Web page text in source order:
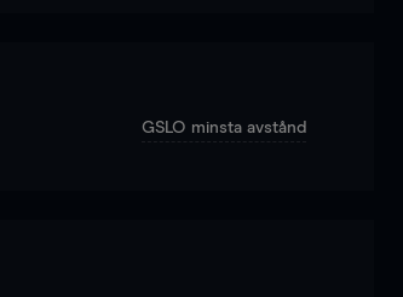
GSLO minsta avstånd